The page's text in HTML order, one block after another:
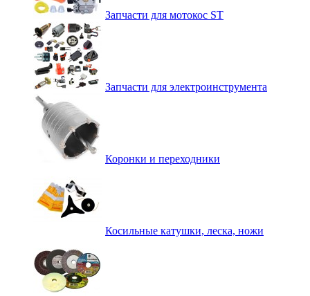
Запчасти для мотокос ST
Запчасти для электроинструмента
Коронки и переходники
Косильные катушки, леска, ножи